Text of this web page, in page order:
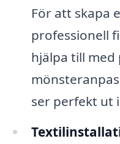
För att skapa
professionell
hjälpa till med
ser perfekt ut